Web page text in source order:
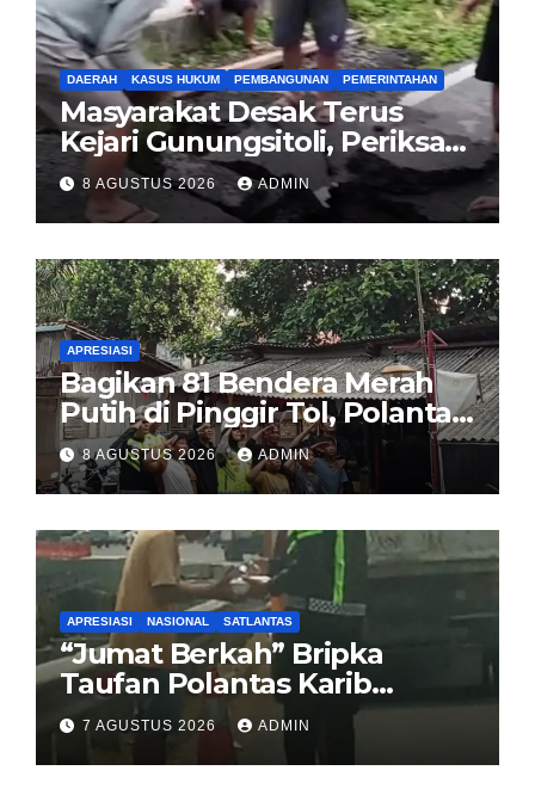
DAERAH KASUS HUKUM PEMBANGUNAN PEMERINTAHAN
Masyarakat Desak Terus
Kejari Gunungsitoli, Periksa
dan Usut Tuntas Dugaan
Korupsi Proyek Jalan
Sirombu-Afulu (MYC) Senilai
Rp321 Miliar
8 AGUSTUS 2026 ADMIN
APRESIASI
Bagikan 81 Bendera Merah
Putih di Pinggir Tol, Polantas
Karib BSD Ajak Warga Miskin
Kibarkan Sang Saka
8 AGUSTUS 2026 ADMIN
APRESIASI NASIONAL SATLANTAS
“Jumat Berkah” Bripka
Taufan Polantas Karib
Bagikan Nasi Kotak untuk
Sopir Truk yang Mogok di KM
00 Pondok Aren
7 AGUSTUS 2026 ADMIN